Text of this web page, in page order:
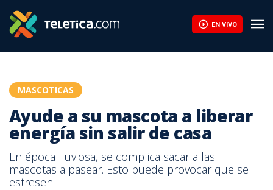
EN VIVO
MASCOTICAS
Ayude a su mascota a liberar
energía sin salir de casa
En época lluviosa, se complica sacar a las
mascotas a pasear. Esto puede provocar que se
estresen.